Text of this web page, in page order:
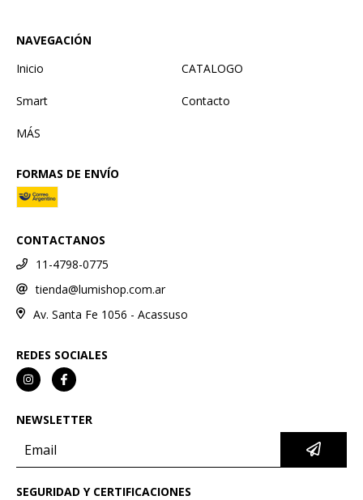
NAVEGACIÓN
Inicio
CATALOGO
Smart Contacto
MÁS
FORMAS DE ENVÍO
CONTACTANOS
11-4798-0775
tienda@lumishop.com.ar
Av. Santa Fe 1056 - Acassuso
REDES SOCIALES
NEWSLETTER
SEGURIDAD Y CERTIFICACIONES